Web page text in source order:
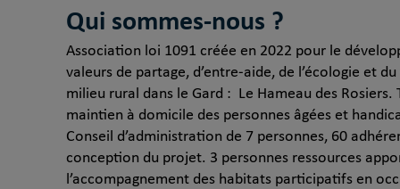
Qui sommes-nous ?
Association loi 1091 créée en 2022 pour le
valeurs de partage, d’entre-aide, de l’écologie et
milieu rural dans le Gard : Le Hameau des
maintien à domicile des personnes âgées et
Conseil d’administration de 7 personnes, 60
conception du projet. 3 personnes ressources
l’accompagnement des habitats participatifs en